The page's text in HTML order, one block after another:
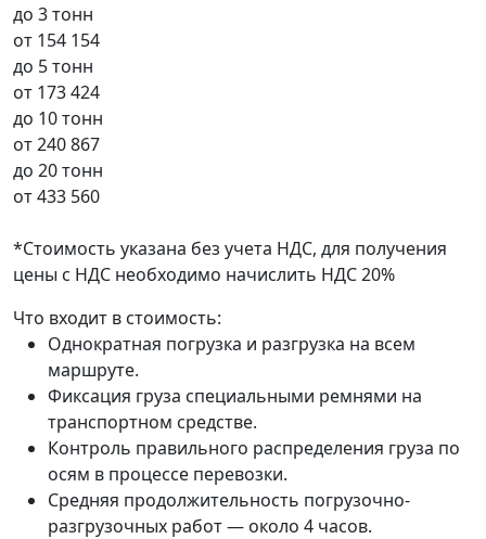
до 3 тонн
от 154 154
до 5 тонн
от 173 424
до 10 тонн
от240 867
до 20 тонн
от433 560
*Стоимость указана без учета НДС, для получения
цены с НДС необходимо начислить НДС 20%
Что входит в стоимость:
Однократная погрузка и разгрузка на всем
маршруте.
Фиксация груза специальными ремнями на
транспортном средстве.
Контроль правильного распределения груза по
осям в процессе перевозки.
Средняя продолжительность погрузочно-
разгрузочных работ — около 4 часов.